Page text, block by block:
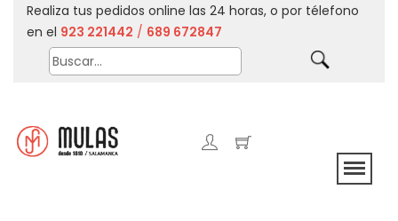
Realiza tus pedidos online las 24 horas, o por télefono
en el 923 221442 / 689 672847